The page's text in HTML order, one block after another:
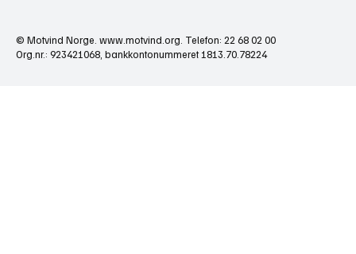
© Motvind Norge. www.motvind.org . Telefon: 22 68 02 00
Org.nr.: 923421068, bankkontonummeret 1813.70.78224